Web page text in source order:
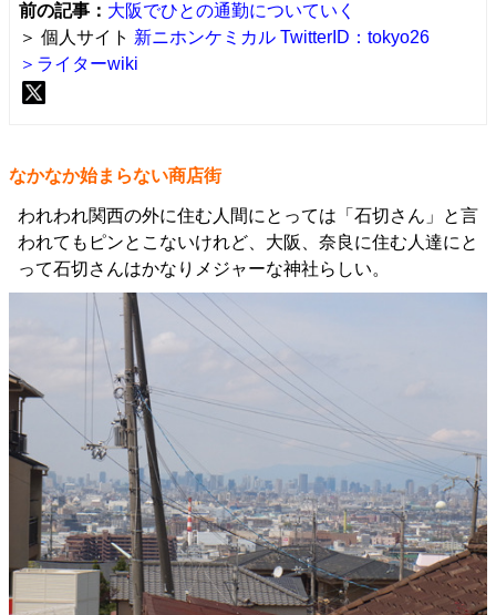
前の記事： 大阪でひとの通勤についていく
＞ 個人サイト 新ニホンケミカル TwitterID：tokyo26
＞ライターwiki
なかなか始まらない商店街
われわれ関西の外に住む人間にとっては「石切さん」と言
われてもピンとこないけれど、大阪、奈良に住む人達にと
って石切さんはかなりメジャーな神社らしい。